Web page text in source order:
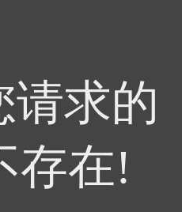
请求的
存在!